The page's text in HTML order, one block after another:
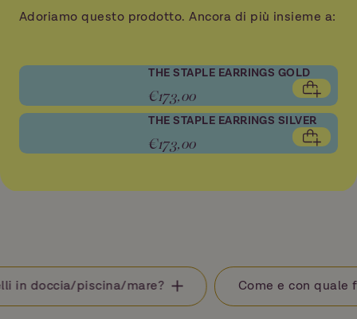
14
17,2mm
17,8mm
17
18,1mm
20
19,1mm
Adoriamo questo prodotto. Ancora di più insieme a:
THE STAPLE EARRINGS GOLD
€173,00
THE STAPLE EARRINGS SILVER
€173,00
piscina/mare? Come e con quale